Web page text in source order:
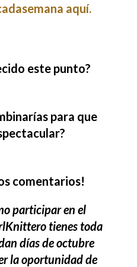
aquí.
este punto?
para que
comentarios!
participar en el
tienes toda
días de octubre
la oportunidad de